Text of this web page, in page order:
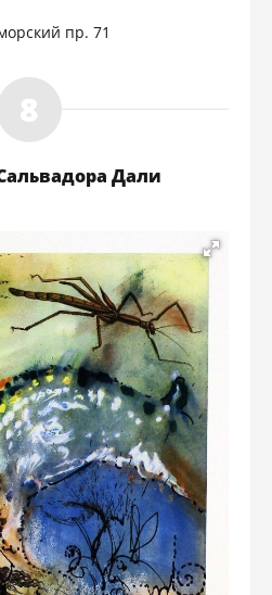
пр. 71
Дали